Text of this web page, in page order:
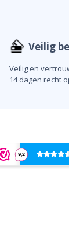
Veilig
Veilig en
14 dagen recht